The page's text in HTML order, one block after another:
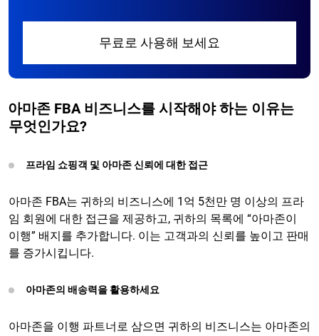
무료로 사용해 보세요
아마존 FBA 비즈니스를 시작해야 하는 이유는
무엇인가요?
프라임 쇼핑객 및 아마존 신뢰에 대한 접근
아마존 FBA는 귀하의 비즈니스에 1억 5천만 명 이상의 프라
임 회원에 대한 접근을 제공하고, 귀하의 목록에 “아마존이
이행” 배지를 추가합니다. 이는 고객과의 신뢰를 높이고 판매
를 증가시킵니다.
아마존의 배송력을 활용하세요
아마존을 이행 파트너로 삼으면 귀하의 비즈니스는 아마존의